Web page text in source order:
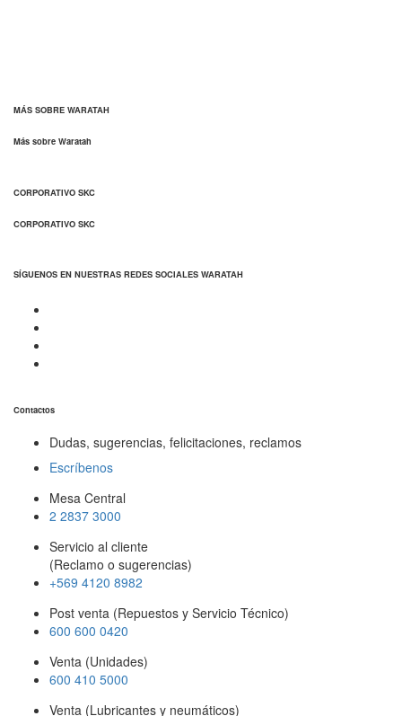
MÁS SOBRE WARATAH
Más sobre Waratah
CORPORATIVO SKC
CORPORATIVO SKC
SÍGUENOS EN NUESTRAS REDES SOCIALES WARATAH
Contactos
Dudas, sugerencias, felicitaciones, reclamos
Escríbenos
Mesa Central
2 2837 3000
Servicio al cliente
(Reclamo o sugerencias)
+569 4120 8982
Post venta (Repuestos y Servicio Técnico)
600 600 0420
Venta (Unidades)
600 410 5000
Venta (Lubricantes y neumáticos)